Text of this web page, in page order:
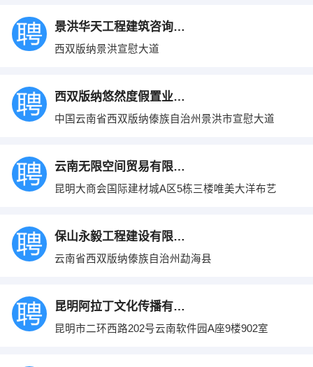
景洪华天工程建筑咨询有限公司
西双版纳景洪宣慰大道
西双版纳悠然度假置业有限公司
中国云南省西双版纳傣族自治州景洪市宣慰大道
云南无限空间贸易有限公司
昆明大商会国际建材城A区5栋三楼唯美大洋布艺
保山永毅工程建设有限公司
云南省西双版纳傣族自治州勐海县
昆明阿拉丁文化传播有限公司
昆明市二环西路202号云南软件园A座9楼902室